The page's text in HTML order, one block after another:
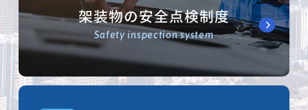
架装物の安全点検制度
Safety inspection system